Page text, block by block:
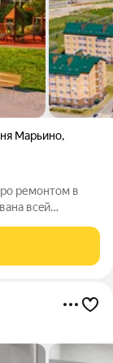
Марьино,
ремoнтом в
всeй
детская и